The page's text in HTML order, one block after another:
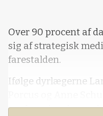
Over 90 procent af
sig af strategisk
farestalden.
Ifølge dyrlægerne
også med god